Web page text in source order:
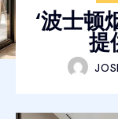
‘波士顿
提